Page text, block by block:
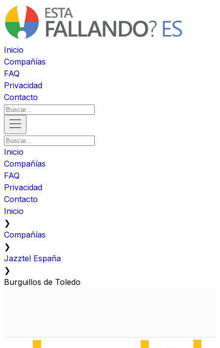
Inicio
Compañías
FAQ
Privacidad
Contacto
Inicio
Compañías
FAQ
Privacidad
Contacto
Inicio
❯
Compañías
❯
Jazztel España
❯
Burguillos de Toledo